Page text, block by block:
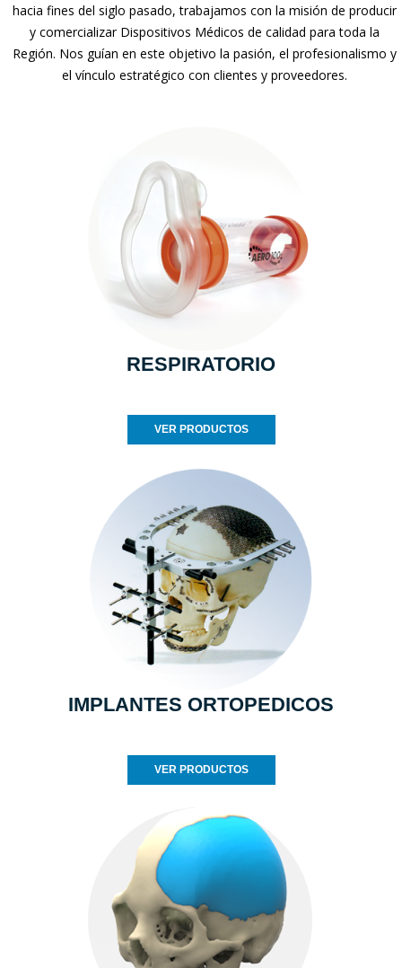
hacia fines del siglo pasado, trabajamos con la misión de producir
y comercializar Dispositivos Médicos de calidad para toda la
Región. Nos guían en este objetivo la pasión, el profesionalismo y
el vínculo estratégico con clientes y proveedores.
RESPIRATORIO
VER PRODUCTOS
IMPLANTES ORTOPEDICOS
VER PRODUCTOS